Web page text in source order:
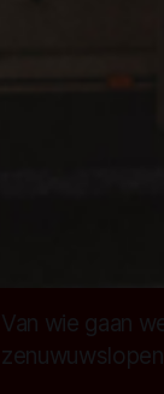
Van wie gaan